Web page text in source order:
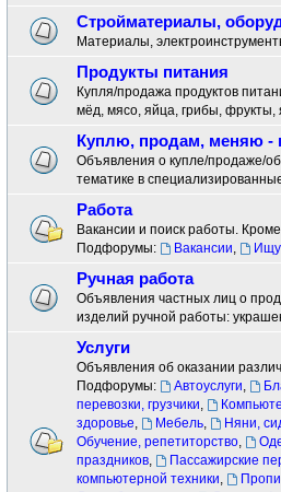
Стройматериалы,
Материалы,
Продукты питания
Купля/продажа продуктов
мёд, мясо, яйца, грибы, фрукты,
Куплю, продам, меняю -
Объявления о купле/продаже/
тематике в
Работа
Вакансии и поиск работы.
Подфорумы:
Вакансии,
Ручная работа
Объявления частных лиц о
изделий ручной работы:
Услуги
Объявления об оказании
Подфорумы:
Автоуслуги,
перевозки, грузчики,
здоровье, Мебель, Няни,
Обучение, репетиторство,
праздников, Пассажирские
компьютерной техники,